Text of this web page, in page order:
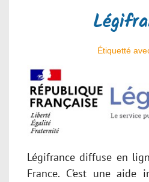
Étiquetté
Légifrance diffuse en
France. C’est une aide